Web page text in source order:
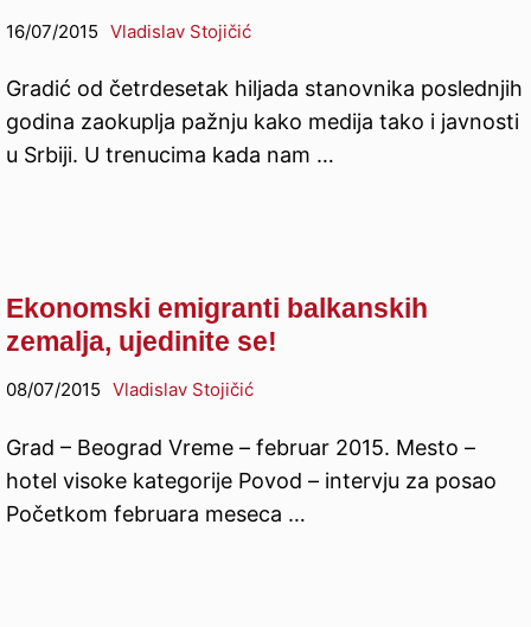
16/07/2015 Vladislav Stojičić
Gradić od četrdesetak hiljada stanovnika poslednjih
godina zaokuplja pažnju kako medija tako i javnosti
u Srbiji. U trenucima kada nam …
Ekonomski emigranti balkanskih
zemalja, ujedinite se!
08/07/2015 Vladislav Stojičić
Grad – Beograd Vreme – februar 2015. Mesto –
hotel visoke kategorije Povod – intervju za posao
Početkom februara meseca …